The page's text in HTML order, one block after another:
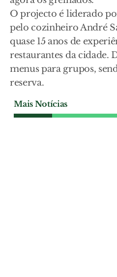
O projecto é liderado
pelo cozinheiro André
quase 15 anos de
restaurantes da cidade.
menus para grupos,
reserva.
Mais Notícias